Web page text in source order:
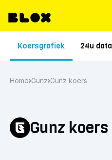
Koersgrafiek 24u data
Home Gunz Gunz koers
Gunz koers